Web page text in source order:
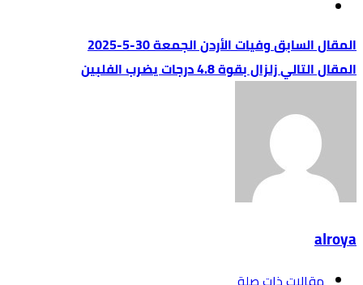
وفيات الأردن الجمعة 30-5-2025
زلزال بقوة 4.8 درجات يضرب الفلبين
alroya